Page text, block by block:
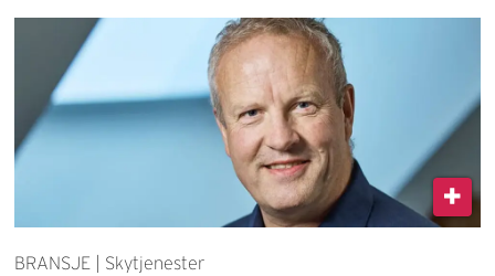
BRANSJE | Skytjenester